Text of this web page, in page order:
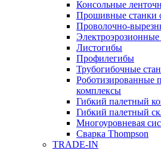
Консольные
Прошивные станки
Проволочно-
Электроэрозионные
Листогибы
Профилегибы
Трубогибочные
Роботизированные
комплексы
Гибкий палетный
Гибкий палетный
Многоуровневая
Сварка Thompson
TRADE-IN